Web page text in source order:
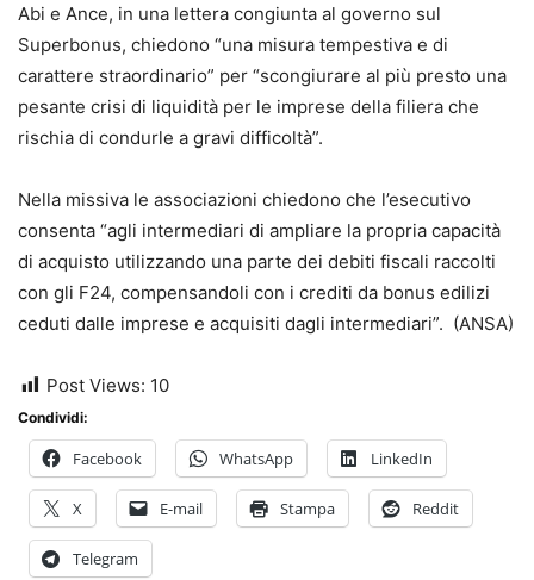
Abi e Ance, in una lettera congiunta al governo sul
Superbonus, chiedono “una misura tempestiva e di
carattere straordinario” per “scongiurare al più presto una
pesante crisi di liquidità per le imprese della filiera che
rischia di condurle a gravi difficoltà”.
Nella missiva le associazioni chiedono che l’esecutivo
consenta “agli intermediari di ampliare la propria capacità
di acquisto utilizzando una parte dei debiti fiscali raccolti
con gli F24, compensandoli con i crediti da bonus edilizi
ceduti dalle imprese e acquisiti dagli intermediari”. (ANSA)
Post Views: 10
Condividi:
Facebook WhatsApp LinkedIn
X E-mail Stampa Reddit
Telegram